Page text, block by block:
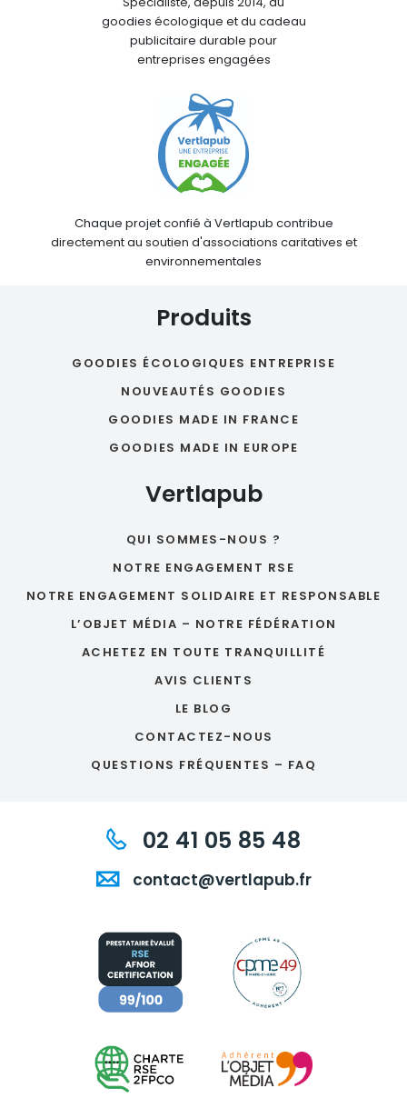
goodies écologique et du cadeau
publicitaire durable pour
entreprises engagées
Chaque projet confié à Vertlapub contribue
directement au soutien d'associations caritatives et
environnementales
Produits
GOODIES ÉCOLOGIQUES ENTREPRISE
NOUVEAUTÉS GOODIES
GOODIES MADE IN FRANCE
GOODIES MADE IN EUROPE
Vertlapub
QUI SOMMES-NOUS ?
NOTRE ENGAGEMENT RSE
NOTRE ENGAGEMENT SOLIDAIRE ET RESPONSABLE
L’OBJET MÉDIA – NOTRE FÉDÉRATION
ACHETEZ EN TOUTE TRANQUILLITÉ
AVIS CLIENTS
LE BLOG
CONTACTEZ-NOUS
QUESTIONS FRÉQUENTES – FAQ
02 41 05 85 48
contact@vertlapub.fr